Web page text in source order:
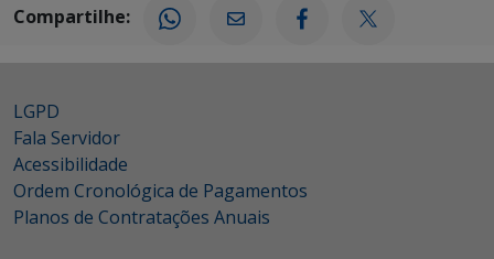
Compartilhe:
LGPD
Fala Servidor
Acessibilidade
Ordem Cronológica de Pagamentos
Planos de Contratações Anuais